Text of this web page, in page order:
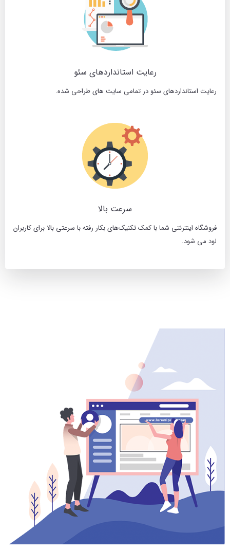
رعایت استانداردهای سئو
رعایت استانداردهای سئو در تمامی سایت های طراحی شده.
سرعت بالا
فروشگاه اینترنتی شما با کمک تکنیک‌های بکار رفته با سرعتی بالا برای کاربران
لود می شود.